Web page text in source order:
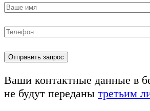
Ваши контактные данные в
не будут переданы третьим